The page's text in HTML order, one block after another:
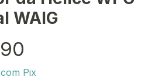
WAIG
com Pix